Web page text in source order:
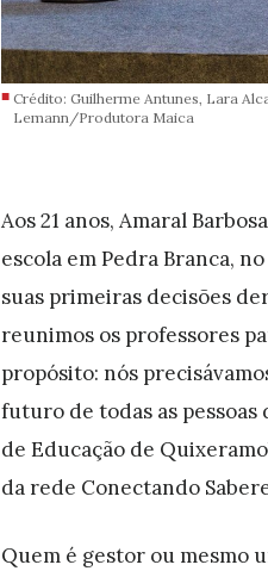
Crédito: Guilherme Antunes, Lara
Lemann/Produtora Maica
Aos 21 anos, Amaral
escola em Pedra Branca,
suas primeiras decisões
reunimos os professores
propósito: nós
futuro de todas as pessoas
de Educação de
da rede Conectando
Quem é gestor ou mesmo